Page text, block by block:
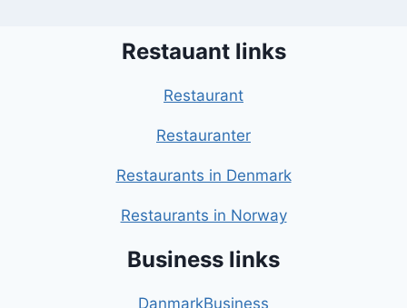
Restauant links
Restaurant
Restauranter
Restaurants in Denmark
Restaurants in Norway
Business links
DanmarkBusiness